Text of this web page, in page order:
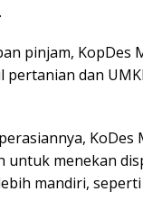
pinjam,
pertanian dan
menekan
mandiri,